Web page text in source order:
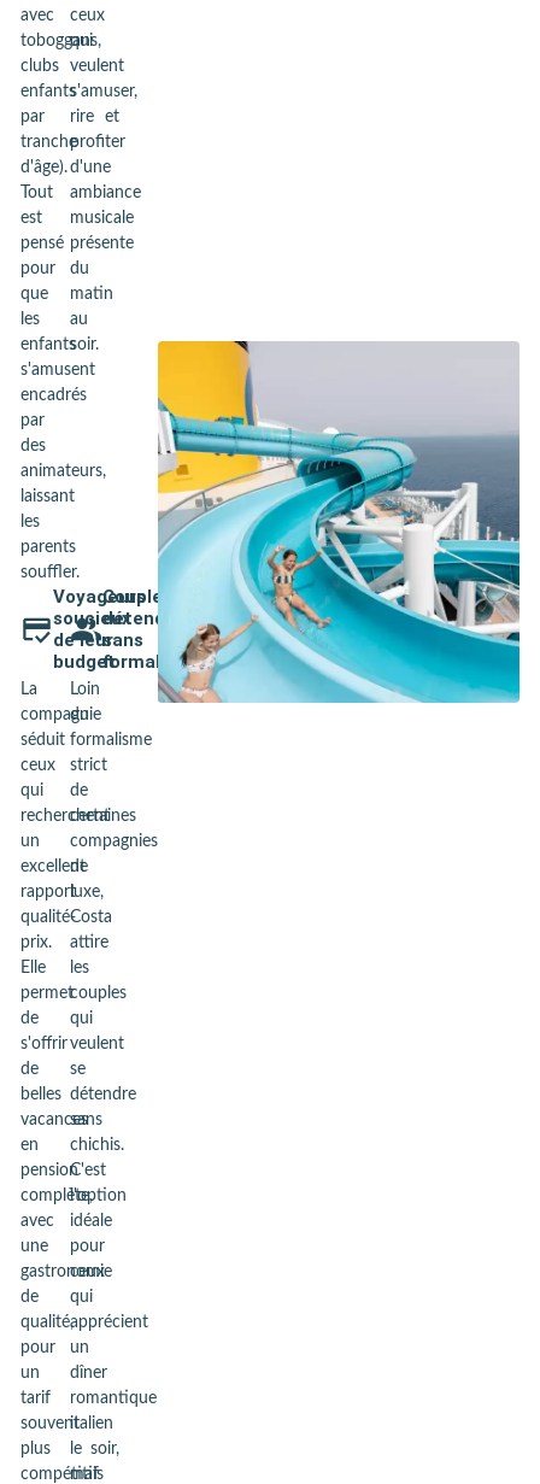
avec
toboggans,
clubs
enfants
par
tranche
d'âge).
Tout
est
pensé
pour
que
les
enfants
s'amusent
encadrés
par
des
animateurs,
laissant
les
parents
souffler.
ceux
qui
veulent
s'amuser,
rire et
profiter
d'une
ambiance
musicale
présente
du
matin
au
soir.
Voyageurs
soucieux
de leur
budget
La
compagnie
séduit
ceux
qui
recherchent
un
excellent
rapport
qualité-
prix.
Elle
permet
de
s'offrir
de
belles
vacances
en
pension
complète,
avec
une
gastronomie
de
qualité,
pour
un
tarif
souvent
plus
compétitif
Couples
détendus,
sans
formalisme
Loin
du
formalisme
strict
de
certaines
compagnies
de
luxe,
Costa
attire
les
couples
qui
veulent
se
détendre
sans
chichis.
C'est
l'option
idéale
pour
ceux
qui
apprécient
un
dîner
romantique
italien
le soir,
mais